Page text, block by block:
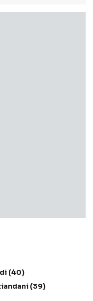
(40)
(39)